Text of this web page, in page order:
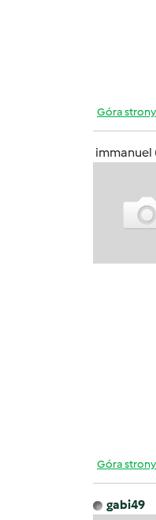
Góra strony
immanuel
Góra strony
gabi49